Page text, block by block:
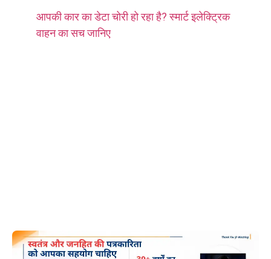
आपकी कार का डेटा चोरी हो रहा है? स्मार्ट इलेक्ट्रिक
वाहन का सच जानिए